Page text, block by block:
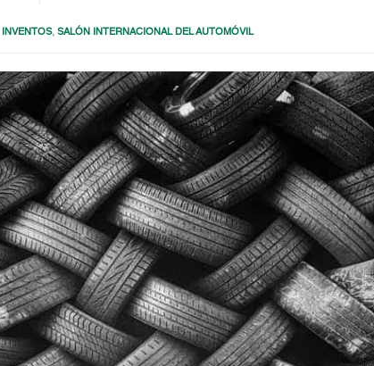
INVENTOS,SALÓN INTERNACIONAL DEL AUTOMÓVIL